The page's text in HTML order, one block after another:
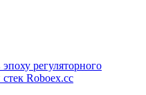
регуляторного
Roboex.cc